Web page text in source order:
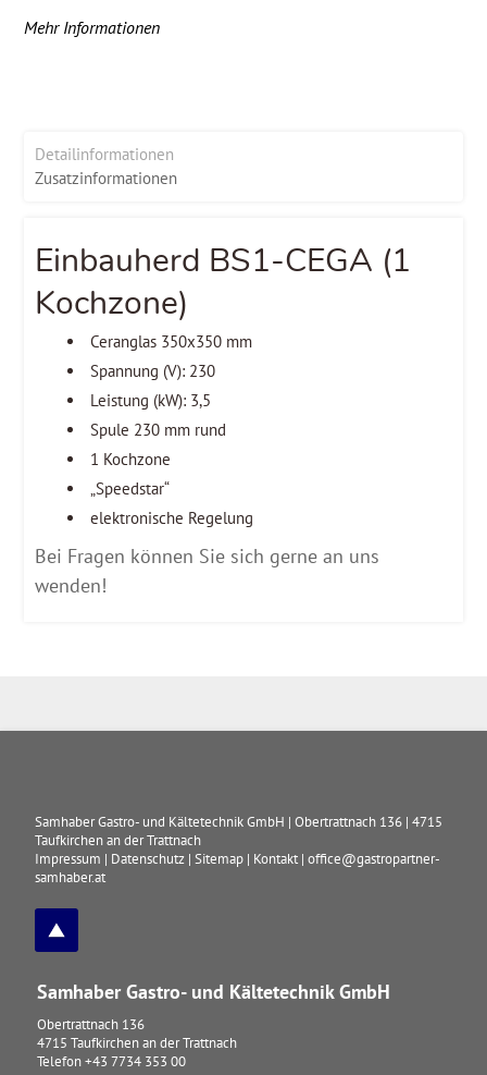
Mehr Informationen
Detailinformationen
Zusatzinformationen
Einbauherd BS1-CEGA (1
Kochzone)
Ceranglas 350x350 mm
Spannung (V): 230
Leistung (kW): 3,5
Spule 230 mm rund
1 Kochzone
„Speedstar“
elektronische Regelung
Bei Fragen können Sie sich gerne an uns
wenden!
Samhaber Gastro- und Kältetechnik GmbH |Obertrattnach 136 |4715
Taufkirchen an der Trattnach
Impressum | Datenschutz |Sitemap | Kontakt |office@gastropartner-
samhaber.at
Samhaber Gastro- und Kältetechnik GmbH
Obertrattnach 136
4715 Taufkirchen an der Trattnach
Telefon +43 7734 353 00